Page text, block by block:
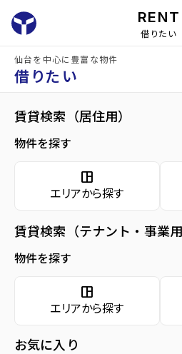
RENT
借りたい
仙台を中心に豊富な物件
借りたい
賃貸検索（居住用）
物件を探す
space_dashboard
エリアから探す
賃貸検索（テナント・事業用
物件を探す
space_dashboard
エリアから探す
お気に入り
賃貸アパート arcobaleno
建物概要
現在募集中の物件arrow_forward
arrow_forward
地図・周辺環境 arrow_forward
arcobaleno
アクセス
仙台市営バス バ
所在地 宮城県仙台市青葉